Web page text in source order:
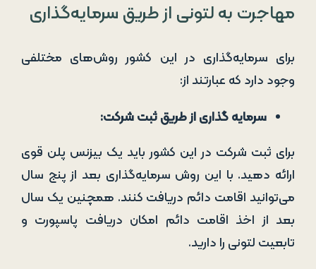
مهاجرت به لتونی از طریق سرمایه‌گذاری
برای سرمایه‌گذاری در این کشور روش‌های مختلفی
وجود دارد که عبارتند از:
سرمایه‌ گذاری از طریق ثبت شرکت:
برای ثبت شرکت در این کشور باید یک بیزنس پلن قوی
ارائه دهید. با این روش سرمایه‌گذاری بعد از پنج سال
می‌توانید اقامت دائم دریافت کنند. همچنین یک سال
بعد از اخذ اقامت دائم امکان دریافت پاسپورت و
تابعیت لتونی را دارید.